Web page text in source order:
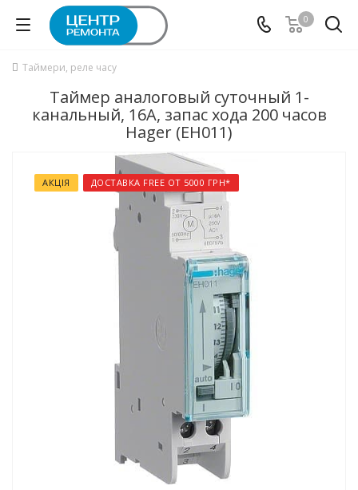
0
Таймери, реле часу
Таймер аналоговый суточный 1-
канальный, 16А, запас хода 200 часов
Hager (EH011)
АКЦІЯ ДОСТАВКА FREE ОТ 5000 ГРН*